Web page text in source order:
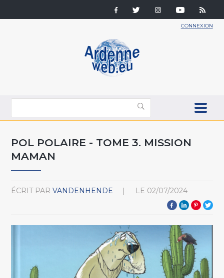
CONNEXION
POL POLAIRE - TOME 3. MISSION
MAMAN
ÉCRIT PAR VANDENHENDE LE 02/07/2024